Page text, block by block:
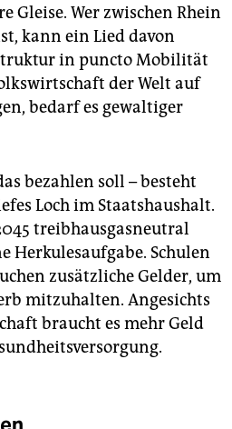
Gleise. Wer zwischen Rhein
kann ein Lied davon
in puncto Mobilität
der Welt auf
bedarf es gewaltiger
bezahlen soll – besteht
Loch im Staatshaushalt.
treibhausgasneutral
Herkulesaufgabe. Schulen
zusätzliche Gelder, um
mitzuhalten. Angesichts
braucht es mehr Geld